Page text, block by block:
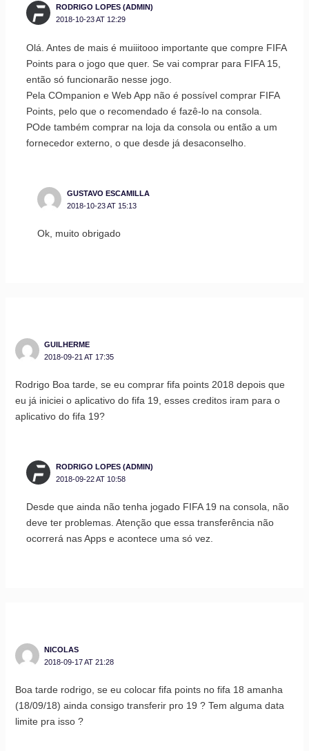
RODRIGO LOPES (ADMIN)
2018-10-23 AT 12:29
Olá. Antes de mais é muiiitooo importante que compre FIFA
Points para o jogo que quer. Se vai comprar para FIFA 15,
então só funcionarão nesse jogo.
Pela COmpanion e Web App não é possível comprar FIFA
Points, pelo que o recomendado é fazê-lo na consola.
POde também comprar na loja da consola ou então a um
fornecedor externo, o que desde já desaconselho.
GUSTAVO ESCAMILLA
2018-10-23 AT 15:13
Ok, muito obrigado
GUILHERME
2018-09-21 AT 17:35
Rodrigo Boa tarde, se eu comprar fifa points 2018 depois que
eu já iniciei o aplicativo do fifa 19, esses creditos iram para o
aplicativo do fifa 19?
RODRIGO LOPES (ADMIN)
2018-09-22 AT 10:58
Desde que ainda não tenha jogado FIFA 19 na consola, não
deve ter problemas. Atenção que essa transferência não
ocorrerá nas Apps e acontece uma só vez.
NICOLAS
2018-09-17 AT 21:28
Boa tarde rodrigo, se eu colocar fifa points no fifa 18 amanha
(18/09/18) ainda consigo transferir pro 19 ? Tem alguma data
limite pra isso ?